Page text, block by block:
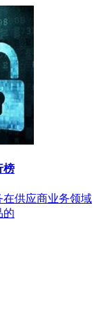
榜
供应商业务领域
的